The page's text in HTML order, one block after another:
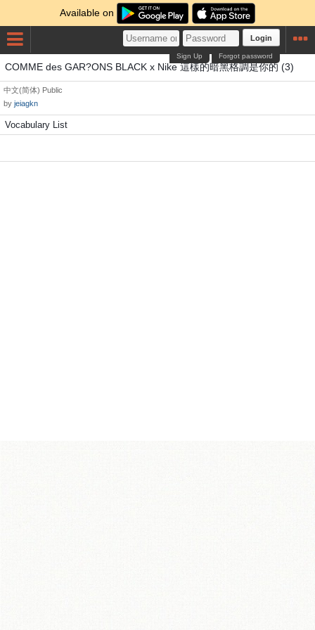
Available on
Login
Forgot password
Sign Up
COMME des GAR?ONS BLACK x Nike 這樣的暗黑格調是你的 (3)
中文(简体) Public
by jeiagkn
Vocabulary List